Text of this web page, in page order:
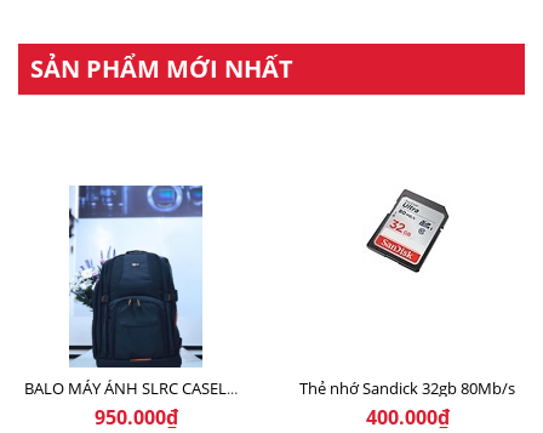
SẢN PHẨM MỚI NHẤT
BALO MÁY ẢNH SLRC CASELOGIC 206 BLACK
950.000₫
Thẻ nhớ Sandick 32gb 80Mb/s
400.000₫